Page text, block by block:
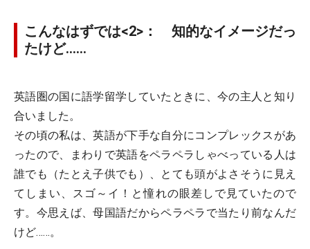
こんなはずでは<2>： 知的なイメージだっ
たけど……
英語圏の国に語学留学していたときに、今の主人と知り
合いました。
その頃の私は、英語が下手な自分にコンプレックスがあ
ったので、まわりで英語をペラペラしゃべっている人は
誰でも（たとえ子供でも）、とても頭がよさそうに見え
てしまい、スゴ～イ！と憧れの眼差しで見ていたので
す。今思えば、母国語だからペラペラで当たり前なんだ
けど……。